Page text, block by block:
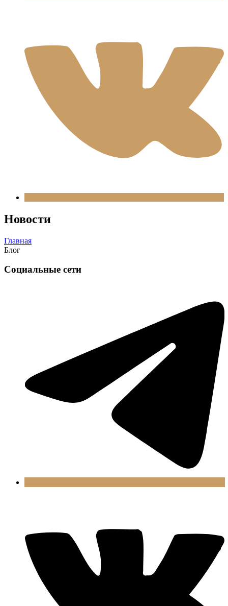
Новости
Главная
Блог
Социальные сети